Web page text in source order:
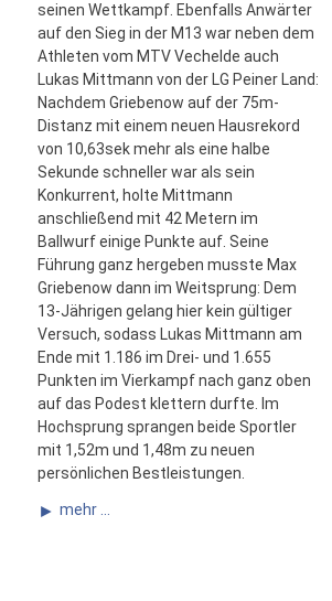
seinen Wettkampf. Ebenfalls Anwärter
auf den Sieg in der M13 war neben dem
Athleten vom MTV Vechelde auch
Lukas Mittmann von der LG Peiner Land:
Nachdem Griebenow auf der 75m-
Distanz mit einem neuen Hausrekord
von 10,63sek mehr als eine halbe
Sekunde schneller war als sein
Konkurrent, holte Mittmann
anschließend mit 42 Metern im
Ballwurf einige Punkte auf. Seine
Führung ganz hergeben musste Max
Griebenow dann im Weitsprung: Dem
13-Jährigen gelang hier kein gültiger
Versuch, sodass Lukas Mittmann am
Ende mit 1.186 im Drei- und 1.655
Punkten im Vierkampf nach ganz oben
auf das Podest klettern durfte. Im
Hochsprung sprangen beide Sportler
mit 1,52m und 1,48m zu neuen
persönlichen Bestleistungen.
mehr ...